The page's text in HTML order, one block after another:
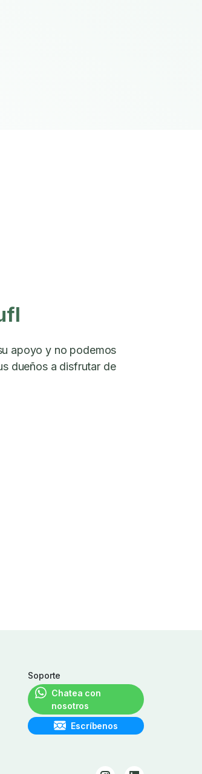
apoyo y no podemos
dueños a disfrutar de
Soporte
Chatea con
nosotros
Escríbenos